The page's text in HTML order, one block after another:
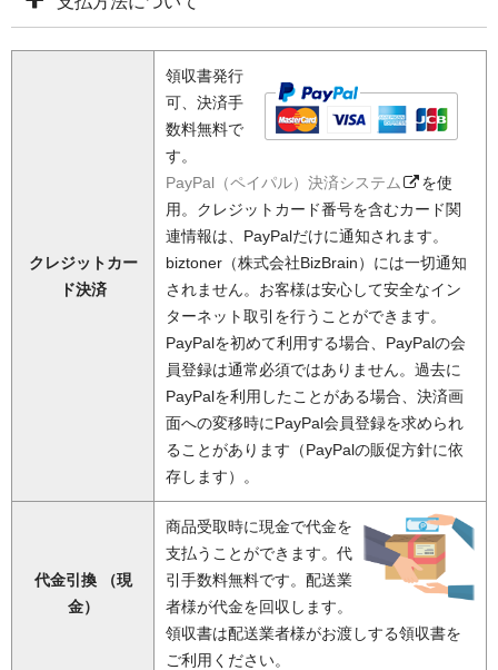
クレジットカー
ド決済
領収書発行
可、決済手
数料無料で
す。
PayPal（ペイパル）決済システム
を使
用。クレジットカード番号を含むカード関
連情報は、PayPalだけに通知されます。
biztoner（株式会社BizBrain）には一切通知
されません。お客様は安心して安全なイン
ターネット取引を行うことができます。
PayPalを初めて利用する場合、PayPalの会
員登録は通常必須ではありません。過去に
PayPalを利用したことがある場合、決済画
面への変移時にPayPal会員登録を求められ
ることがあります（PayPalの販促方針に依
存します）。
代金引換 （現
金）
商品受取時に現金で代金を
支払うことができます。代
引手数料無料です。配送業
者様が代金を回収します。
領収書は配送業者様がお渡しする領収書を
ご利用ください。